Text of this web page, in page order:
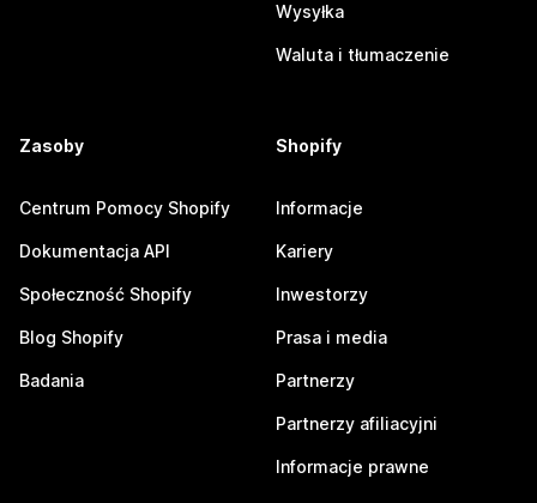
Wysyłka
Waluta i tłumaczenie
Zasoby
Centrum Pomocy Shopify
Dokumentacja API
Społeczność Shopify
Blog Shopify
Badania
Shopify
Informacje
Kariery
Inwestorzy
Prasa i media
Partnerzy
Partnerzy afiliacyjni
Informacje prawne